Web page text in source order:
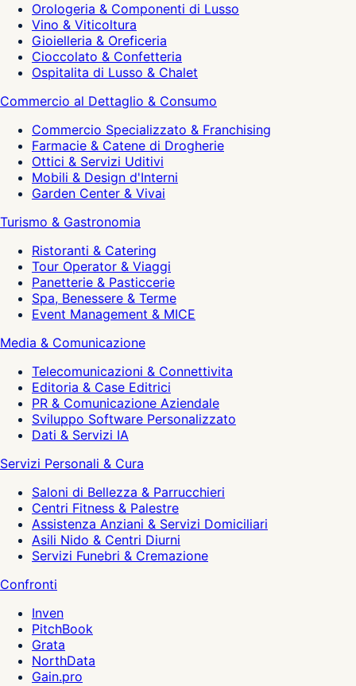
Orologeria & Componenti di Lusso
Vino & Viticoltura
Gioielleria & Oreficeria
Cioccolato & Confetteria
Ospitalita di Lusso & Chalet
Commercio al Dettaglio & Consumo
Commercio Specializzato & Franchising
Farmacie & Catene di Drogherie
Ottici & Servizi Uditivi
Mobili & Design d'Interni
Garden Center & Vivai
Turismo & Gastronomia
Ristoranti & Catering
Tour Operator & Viaggi
Panetterie & Pasticcerie
Spa, Benessere & Terme
Event Management & MICE
Media & Comunicazione
Telecomunicazioni & Connettivita
Editoria & Case Editrici
PR & Comunicazione Aziendale
Sviluppo Software Personalizzato
Dati & Servizi IA
Servizi Personali & Cura
Saloni di Bellezza & Parrucchieri
Centri Fitness & Palestre
Assistenza Anziani & Servizi Domiciliari
Asili Nido & Centri Diurni
Servizi Funebri & Cremazione
Confronti
Inven
PitchBook
Grata
NorthData
Gain.pro